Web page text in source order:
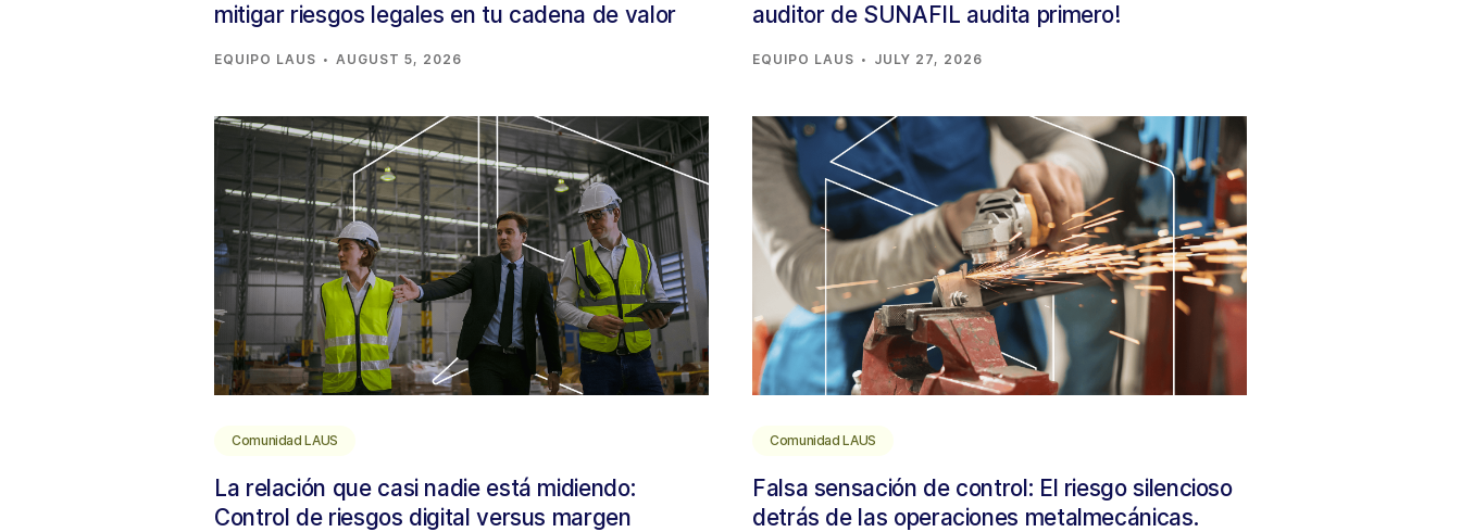
mitigar riesgos legales en tu cadena de valor
EQUIPO LAUS · AUGUST 5, 2026
auditor de SUNAFIL audita primero!
EQUIPO LAUS · JULY 27, 2026
Comunidad LAUS
La relación que casi nadie está midiendo:
Control de riesgos digital versus margen
Comunidad LAUS
Falsa sensación de control: El riesgo silencioso
detrás de las operaciones metalmecánicas.